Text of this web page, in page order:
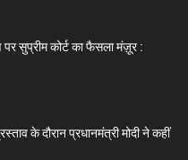
पर सुप्रीम कोर्ट का फैसला मंज़ूर :
के दौरान प्रधानमंत्री मोदी ने कहीं